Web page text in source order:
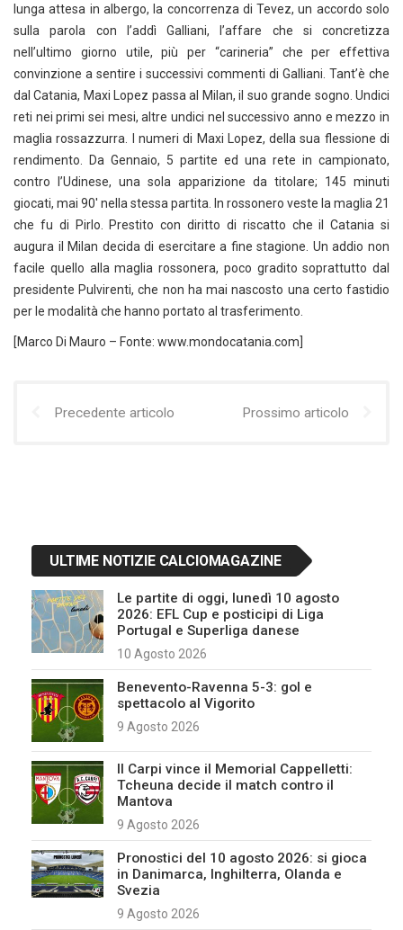
lunga attesa in albergo, la concorrenza di Tevez, un accordo solo
sulla parola con l’addì Galliani, l’affare che si concretizza
nell’ultimo giorno utile, più per “carineria” che per effettiva
convinzione a sentire i successivi commenti di Galliani. Tant’è che
dal Catania, Maxi Lopez passa al Milan, il suo grande sogno. Undici
reti nei primi sei mesi, altre undici nel successivo anno e mezzo in
maglia rossazzurra. I numeri di Maxi Lopez, della sua flessione di
rendimento. Da Gennaio, 5 partite ed una rete in campionato,
contro l’Udinese, una sola apparizione da titolare; 145 minuti
giocati, mai 90′ nella stessa partita. In rossonero veste la maglia 21
che fu di Pirlo. Prestito con diritto di riscatto che il Catania si
augura il Milan decida di esercitare a fine stagione. Un addio non
facile quello alla maglia rossonera, poco gradito soprattutto dal
presidente Pulvirenti, che non ha mai nascosto una certo fastidio
per le modalità che hanno portato al trasferimento.
[Marco Di Mauro – Fonte: www.mondocatania.com]
Precedente articolo Prossimo articolo
ULTIME NOTIZIE CALCIOMAGAZINE
Le partite di oggi, lunedì 10 agosto
2026: EFL Cup e posticipi di Liga
Portugal e Superliga danese
10 Agosto 2026
Benevento-Ravenna 5-3: gol e
spettacolo al Vigorito
9 Agosto 2026
Il Carpi vince il Memorial Cappelletti:
Tcheuna decide il match contro il
Mantova
9 Agosto 2026
Pronostici del 10 agosto 2026: si gioca
in Danimarca, Inghilterra, Olanda e
Svezia
9 Agosto 2026